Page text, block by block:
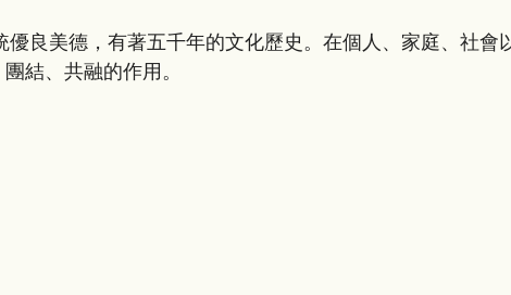
優良美德，有著五千年的文化歷史。在個人、家庭、社會
結、共融的作用。